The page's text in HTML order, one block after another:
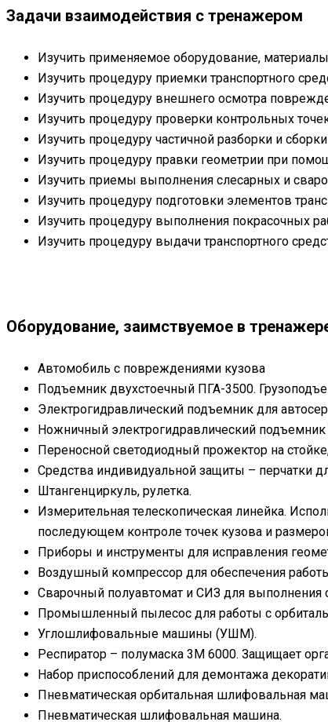
Задачи взаимодействия с тренажером
Изучить применяемое оборудование,
Изучить процедуру приемки транспортного
Изучить процедуру внешнего осмотра
Изучить процедуру проверки контрольных
Изучить процедуру частичной разборки и
Изучить процедуру правки геометрии при
Изучить приемы выполнения слесарных и
Изучить процедуру подготовки элементов
Изучить процедуру выполнения покрасочных
Изучить процедуру выдачи транспортного
Оборудование, заимствуемое в
Автомобиль с повреждениями кузова
Подъемник двухстоечный ПГА-3500.
Электрогидравлический подъемник для
Ножничный электрогидравлический
Переносной светодиодный прожектор на
Средства индивидуальной защиты – перчатки
Штангенциркуль, рулетка.
Измерительная телескопическая линейка.
последующем контроле точек кузова и
Приборы и инструменты для исправления
Воздушный компрессор для обеспечения
Сварочный полуавтомат и СИЗ для выполнения
Промышленный пылесос для работы с
Углошлифовальные машины (УШМ).
Респиратор – полумаска 3М 6000. Защищает
Набор приспособлений для демонтажа
Пневматическая орбитальная шлифовальная
Пневматическая шлифовальная машина.